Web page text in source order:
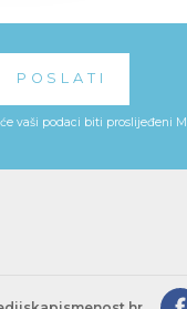
vaši podaci biti proslijeđeni